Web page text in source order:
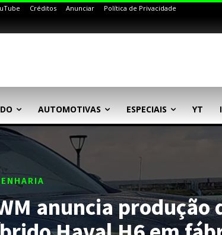
Créditos Anunciar Política de Privacidade
AUTOMOTIVAS ESPECIAIS YT
anuncia produção